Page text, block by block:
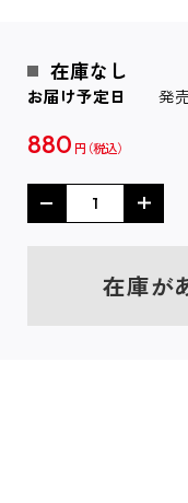
在庫なし
お届け予定日 発
880 円
在庫が